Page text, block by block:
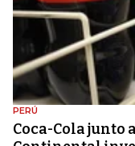
PERÚ
Coca-Cola junto